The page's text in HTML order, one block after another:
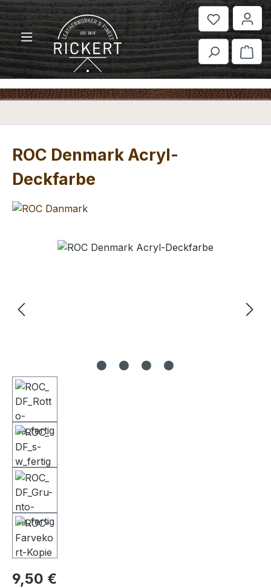
Zum Hauptinhalt springen
ROC Denmark Acryl-
Deckfarbe
Bildergalerie überspringen
Regulärer Preis:
9,50 €